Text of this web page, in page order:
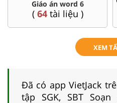
Đề thi HSG 6
(4 tài liệu )
XEM
Đã có app VietJack
tập SGK, SBT